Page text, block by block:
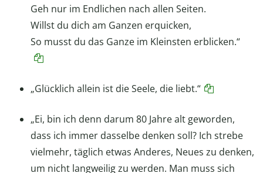
Geh nur im Endlichen nach allen Seiten.
Willst du dich am Ganzen erquicken,
So musst du das Ganze im Kleinsten erblicken.“
„Glücklich allein ist die Seele, die liebt.“
„Ei, bin ich denn darum 80 Jahre alt geworden,
dass ich immer dasselbe denken soll? Ich strebe
vielmehr, täglich etwas Anderes, Neues zu denken,
um nicht langweilig zu werden. Man muss sich